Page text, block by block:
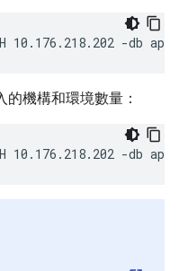
10.176.218.202 -db
機構和環境數量：
10.176.218.202 -db